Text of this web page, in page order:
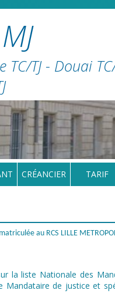
TJ - Douai
CRÉANCIER TARIF
au RCS LILLE
la liste Nationale des
Mandataire de justice et